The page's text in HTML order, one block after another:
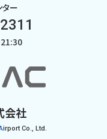
ー
会社
irport Co., Ltd.